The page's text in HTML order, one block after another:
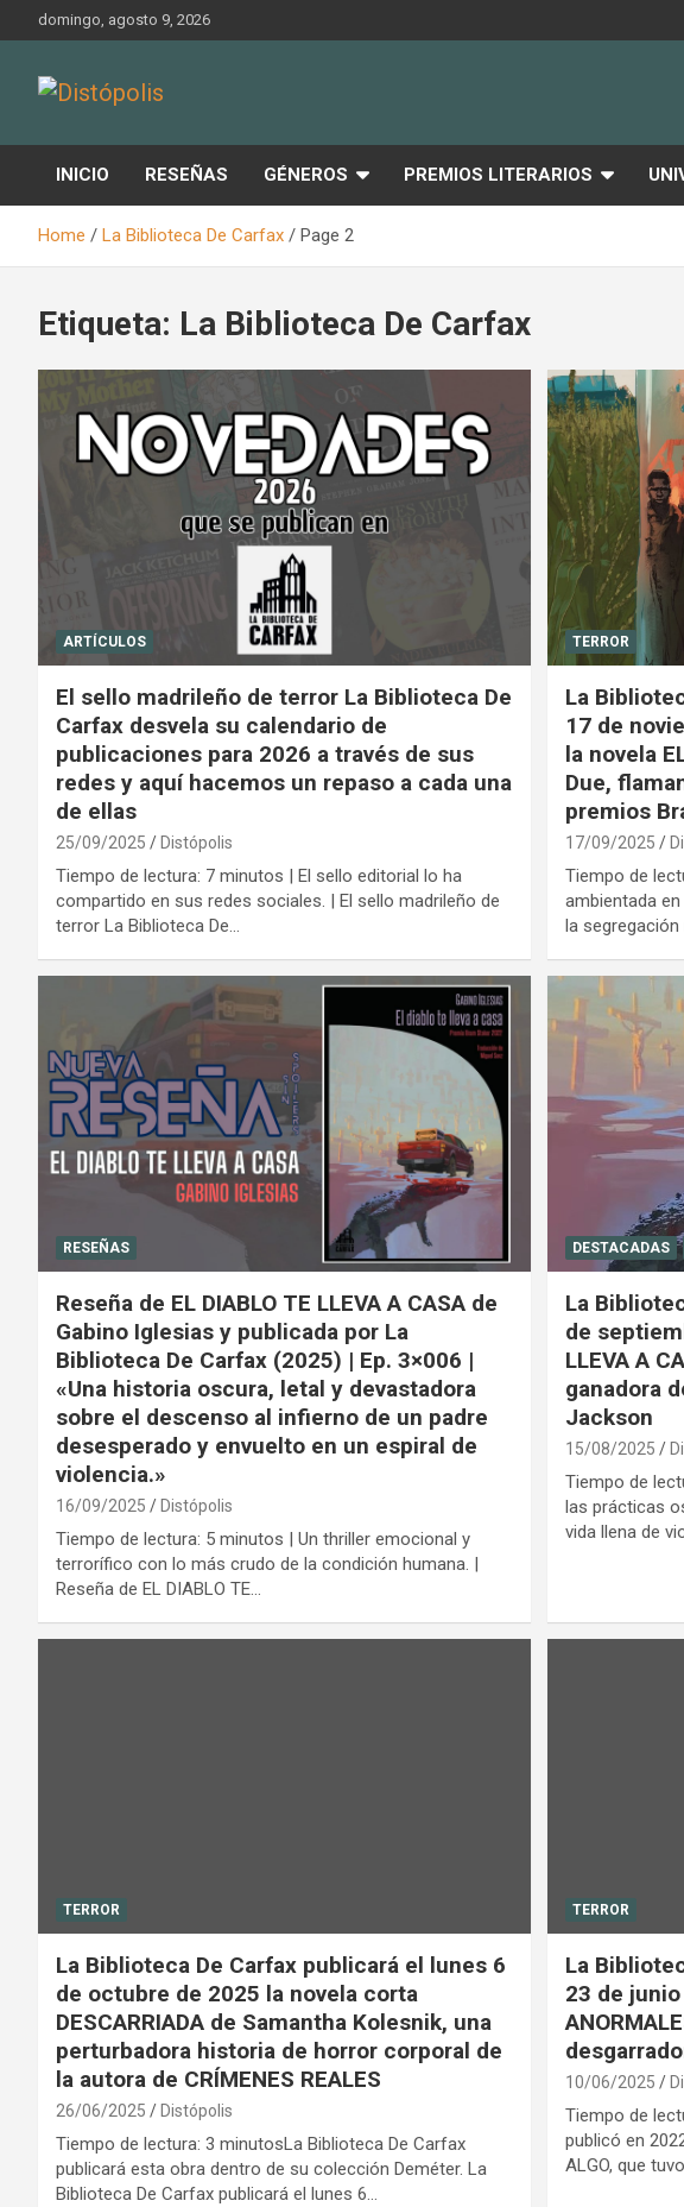
to
domingo, agosto 9, 2026
Distópolis
INICIO RESEÑAS GÉNEROS PREMIOS LITERARIOS
Home La Biblioteca De Carfax Page 2
Etiqueta: La Biblioteca De Carfax
ARTÍCULOS
El sello madrileño de terror La Biblioteca De
Carfax desvela su calendario de
publicaciones para 2026 a través de sus
redes y aquí hacemos un repaso a cada una
de ellas
25/09/2025 Distópolis
Tiempo de lectura: 7 minutos | El sello editorial lo ha
compartido en sus redes sociales. | El sello madrileño de
terror La Biblioteca De…
TERROR
La
17 de
la novela
Due,
premios
17/09/2025
Tiempo de
ambientada
la
RESEÑAS
Reseña de EL DIABLO TE LLEVA A CASA de
Gabino Iglesias y publicada por La
Biblioteca De Carfax (2025) | Ep. 3×006 |
«Una historia oscura, letal y devastadora
sobre el descenso al infierno de un padre
desesperado y envuelto en un espiral de
violencia.»
16/09/2025 Distópolis
Tiempo de lectura: 5 minutos | Un thriller emocional y
terrorífico con lo más crudo de la condición humana. |
Reseña de EL DIABLO TE…
DESTACADAS
La
de
LLEVA A
ganadora
Jackson
15/08/2025
Tiempo de
las prácticas
vida llena de
TERROR
La Biblioteca De Carfax publicará el lunes 6
de octubre de 2025 la novela corta
DESCARRIADA de Samantha Kolesnik, una
perturbadora historia de horror corporal de
la autora de CRÍMENES REALES
26/06/2025 Distópolis
Tiempo de lectura: 3 minutosLa Biblioteca De Carfax
publicará esta obra dentro de su colección Deméter. La
Biblioteca De Carfax publicará el lunes 6…
TERROR
La
23 de junio
10/06/2025
Tiempo de
publicó en
ALGO, que